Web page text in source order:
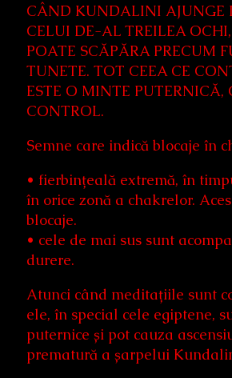
CÂND KUNDALINI AJUNGE
CELUI DE-AL TREILEA
POATE SCĂPĂRA PRECUM
TUNETE. TOT CEEA CE
ESTE O MINTE PUTERNICĂ,
CONTROL.
Semne care indică blocaje în
• fierbințeală extremă, în
în orice zonă a chakrelor.
blocaje.
• cele de mai sus sunt
durere.
Atunci când meditațiile sunt
ele, în special cele egiptene,
puternice și pot cauza
prematură a șarpelui